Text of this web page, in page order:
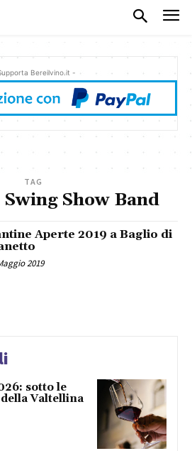
Bereilvino.it -
TAG
Show Band
Aperte 2019 a Baglio di
2019
sotto le
Valtellina